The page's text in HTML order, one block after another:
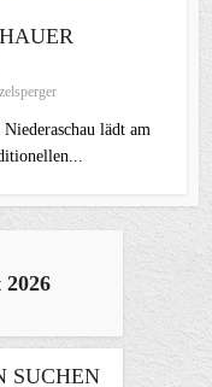
lädt am
SUCHEN